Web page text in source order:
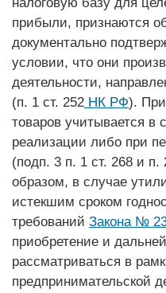
прибыли, признаются
документально
условии, что они
деятельности,
(п. 1 ст. 252 НК РФ).
товаров учитывается в
реализации либо при
(подп. 3 п. 1 ст. 268 и п.
образом, в случае
истекшим сроком
требований Закона №
приобретение и
рассматриваться в
предпринимательской